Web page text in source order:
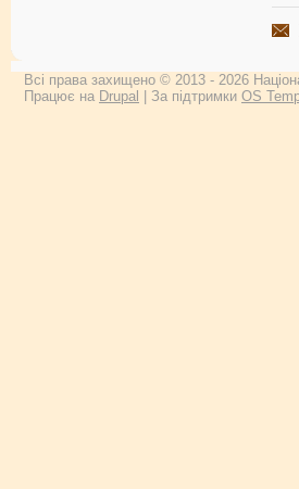
Всі права захищено © 2013 - 2026
Працює на Drupal | За підтримки OS